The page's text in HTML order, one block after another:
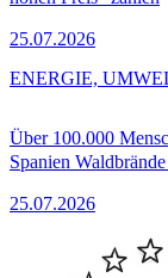
25.07.2026
Über 100.000
Spanien
25.07.2026
ENERGIE,